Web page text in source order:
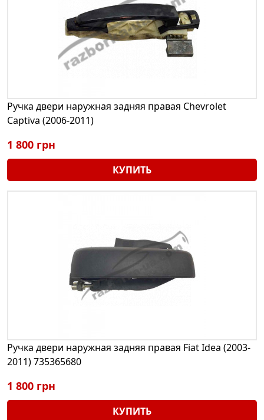
Ручка двери наружная задняя правая Chevrolet
Captiva (2006-2011)
1 800 грн
КУПИТЬ
Ручка двери наружная задняя правая Fiat Idea (2003-
2011) 735365680
1 800 грн
КУПИТЬ